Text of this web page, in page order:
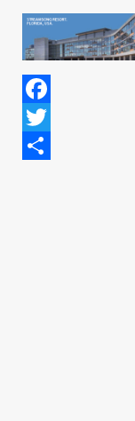
Facebook
Twitter